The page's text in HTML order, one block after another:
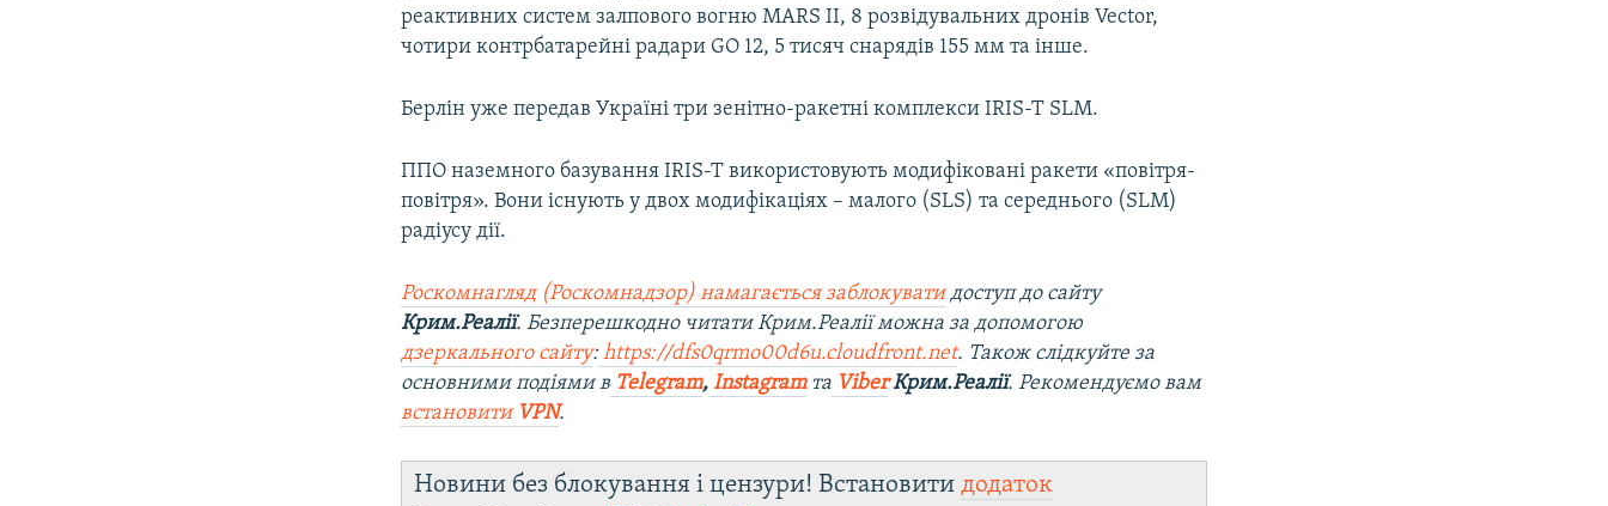
реактивних систем залпового вогню MARS II, 8 розвідувальних дронів Vector,
чотири контрбатарейні радари GO 12, 5 тисяч снарядів 155 мм та інше.
Берлін уже передав Україні три зенітно-ракетні комплекси IRIS-T SLM.
ППО наземного базування IRIS-T використовують модифіковані ракети «повітря-
повітря». Вони існують у двох модифікаціях – малого (SLS) та середнього (SLM)
радіусу дії.
Роскомнагляд (Роскомнадзор) намагається заблокуватидоступ до сайту
Крим.Реалії. Безперешкодно читати Крим.Реалії можна за допомогою
дзеркального сайту:https://dfs0qrmo00d6u.cloudfront.net. Також слідкуйте за
основними подіями в Telegram, Instagramта ViberКрим.Реалії. Рекомендуємо вам
встановити VPN.
Новини без блокування і цензури! Встановитидодаток